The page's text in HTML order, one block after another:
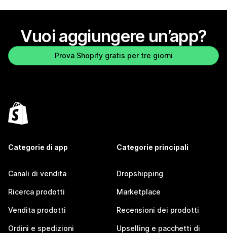
Vuoi aggiungere un’app?
Prova Shopify gratis per tre giorni
Categorie di app
Canali di vendita
Ricerca prodotti
Vendita prodotti
Ordini e spedizioni
Categorie principali
Dropshipping
Marketplace
Recensioni dei prodotti
Upselling e pacchetti di